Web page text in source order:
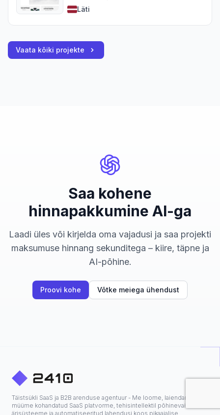
Läti
Vaata kõiki projekte
Saa kohene
hinnapakkumine AI-ga
Laadi üles või kirjelda oma vajadusi ja saa projekti
maksumuse hinnang sekunditega – kiire, täpne ja
AI-põhine.
Proovi kohe Võtke meiega ühendust
Täistsükli SaaS ja B2B arenduse agentuur - Me loome, laiendame ja
müüme kohandatud SaaS platvorme, tehisintellektil põhinevaid
ärisüsteeme ja automatiseeritud lahendusi koos pikaajalise